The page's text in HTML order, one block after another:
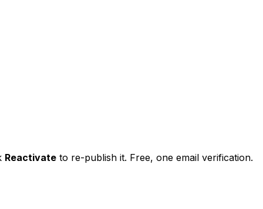
Reactivate to re-publish it. Free, one email verification.